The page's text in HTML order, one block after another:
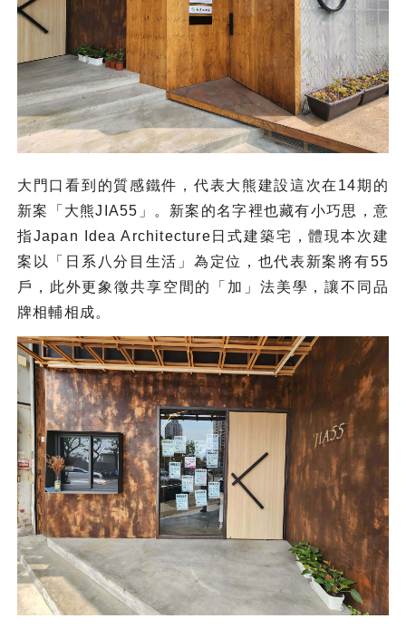
大門口看到的質感鐵件，代表大熊建設這次在14期的
新案「大熊JIA55」。新案的名字裡也藏有小巧思，意
指Japan Idea Architecture日式建築宅，體現本次建
案以「日系八分目生活」為定位，也代表新案將有55
戶，此外更象徵共享空間的「加」法美學，讓不同品
牌相輔相成。